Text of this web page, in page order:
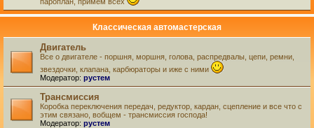
Классическая автомастерская
Двигатель
Все о двигателе - поршня, моршня, голова, распредвалы, цепи, ремни,
звездочки, клапана, карбюраторы и иже с ними
Модератор: рустем
Трансмиссия
Коробка переключения передач, редуктор, кардан, сцепление и все что с
этим связано, вобщем - трансмиссия господа!
Модератор: рустем